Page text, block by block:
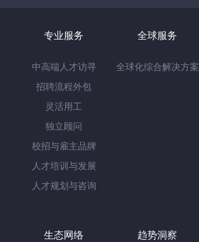
专业服务
中高端人才访寻
招聘流程外包
灵活用工
独立顾问
校招与雇主品牌
人才培训与发展
人才规划与咨询
全球服务
全球化综合解决方案
生态网络 趋势洞察